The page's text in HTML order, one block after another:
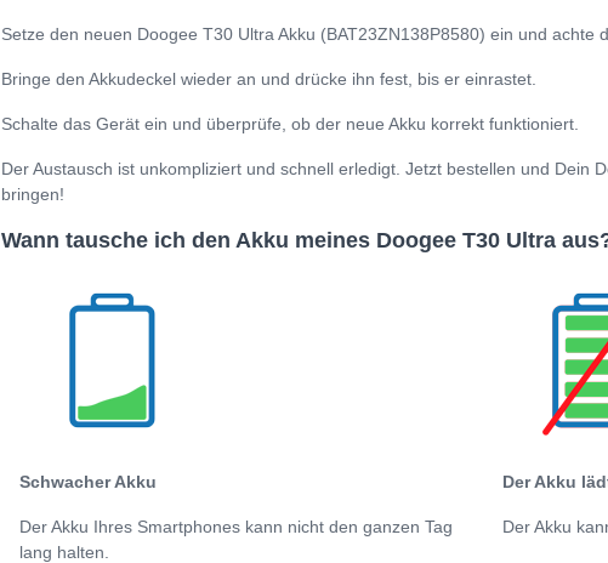
Setze den neuen Doogee T30 Ultra Akku (BAT23ZN138P8580) ein und achte
Bringe den Akkudeckel wieder an und drücke ihn fest, bis er einrastet.
Schalte das Gerät ein und überprüfe, ob der neue Akku korrekt funktioniert.
Der Austausch ist unkompliziert und schnell erledigt. Jetzt bestellen und Dein
bringen!
Wann tausche ich den Akku meines Doogee T30 Ultra
Schwacher Akku
Der Akku Ihres Smartphones kann nicht den ganzen Tag
lang halten.
Der Akku
Der Akku